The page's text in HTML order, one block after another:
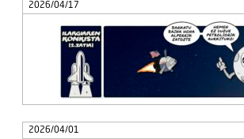
2026/04/17
2026/04/01